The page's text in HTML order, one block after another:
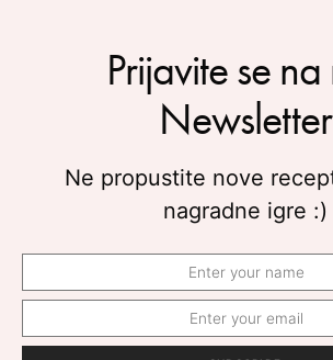
Prijavite se na
Newsletter
Ne propustite nove
nagradne igre :)